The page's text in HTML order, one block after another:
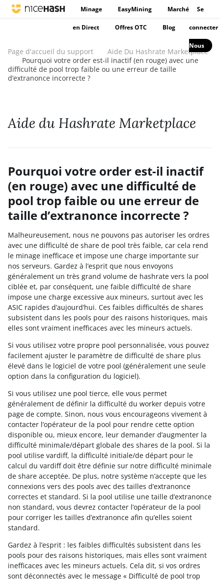
Minage EasyMining Marché
en Direct Offres OTC Blog
Se
connecter
Nous
Page d'accueil du support
Aide Du Hashrate Marketplace
Pourquoi votre order est-il inactif (en rouge) avec une
difficulté de pool trop faible ou une erreur de taille
d’extranonce incorrecte ?
Aide du Hashrate Marketplace
Pourquoi votre order est-il inactif
(en rouge) avec une difficulté de
pool trop faible ou une erreur de
taille d’extranonce incorrecte ?
Malheureusement, nous ne pouvons pas autoriser les ordres
avec une difficulté de share de pool très faible, car cela rend
le minage inefficace et impose une charge importante sur
nos serveurs. Gardez à l’esprit que nous envoyons
généralement un très grand volume de hashrate vers la pool
ciblée et, par conséquent, une faible difficulté de share
impose une charge excessive aux mineurs, surtout avec les
ASIC rapides d’aujourd’hui. Ces faibles difficultés de shares
subsistent dans les pools pour des raisons historiques, mais
elles sont vraiment inefficaces avec les mineurs actuels.
Si vous utilisez votre propre pool personnalisée, vous pouvez
facilement ajuster le paramètre de difficulté de share plus
élevé dans le logiciel de votre pool (généralement une seule
option dans la configuration du logiciel).
Si vous utilisez une pool tierce, elle vous permet
généralement de définir la difficulté du worker depuis votre
page de compte. Sinon, nous vous encourageons vivement à
contacter l’opérateur de la pool pour rendre cette option
disponible ou, mieux encore, leur demander d’augmenter la
difficulté minimale/départ globale des shares de la pool. Si la
pool utilise vardiff, la difficulté initiale/de départ pour le
calcul du vardiff doit être définie sur notre difficulté minimale
de share acceptée. De plus, notre système n’accepte que les
connexions vers des pools avec des tailles d’extranonce
correctes et standard. Si la pool utilise une taille d’extranonce
non standard, vous devrez contacter l’opérateur de la pool
pour corriger les tailles d’extranonce afin qu’elles soient
standard.
Gardez à l’esprit : les faibles difficultés subsistent dans les
pools pour des raisons historiques, mais elles sont vraiment
inefficaces avec les mineurs actuels. Cela dit, si vos ordres
sont déconnectés avec le message « Difficulté de pool trop